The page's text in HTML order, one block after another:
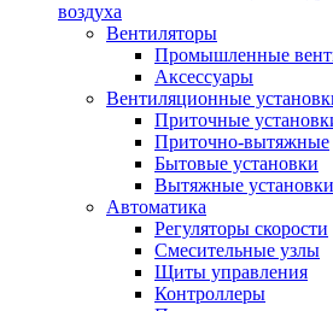
воздуха
Вентиляторы
Промышленные
Аксессуары
Вентиляционные
Приточные
Приточно-вытяжные
Бытовые установки
Вытяжные установки
Автоматика
Регуляторы скорости
Смесительные узлы
Щиты управления
Контроллеры